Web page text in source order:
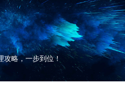
攻略，一步到位！